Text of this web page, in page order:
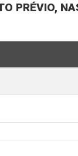
PRÉVIO,